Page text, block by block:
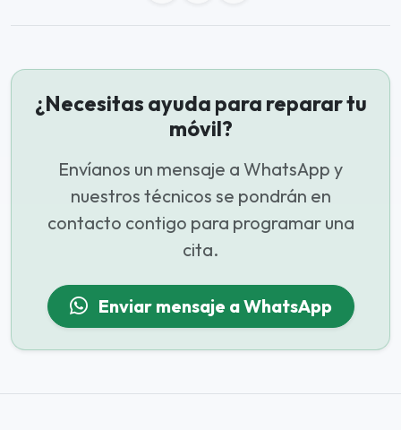
¿Necesitas ayuda para reparar tu
móvil?
Envíanos un mensaje a WhatsApp y
nuestros técnicos se pondrán en
contacto contigo para programar una
cita.
Enviar mensaje a WhatsApp